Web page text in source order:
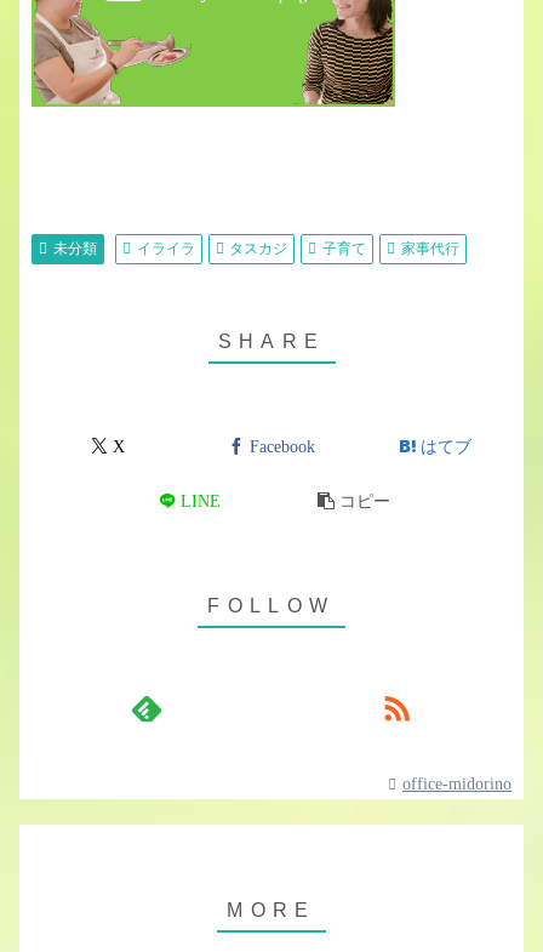
未分類 イライラ タスカジ 子育て 家事代行
X Facebook はてブ
LINE コピー
office-midorino